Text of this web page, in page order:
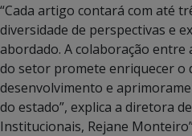
“Cada artigo contará com até
diversidade de perspectivas e
abordado. A colaboração entre
do setor promete enriquecer o
desenvolvimento e
do estado”, explica a diretora
Institucionais, Rejane